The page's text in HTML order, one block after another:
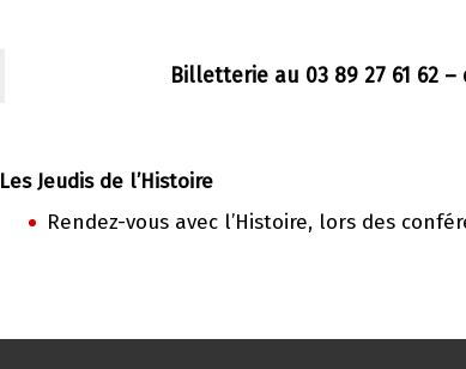
Billetterie au 03 89 27 61 62
Les Jeudis de l’Histoire
Rendez-vous avec l’Histoire, lors des